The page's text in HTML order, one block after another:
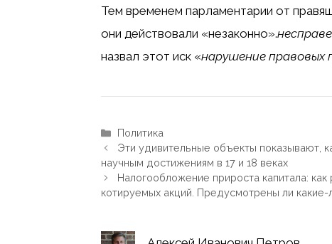
Тем временем парламентарии от
они действовали «незаконно».
назвал этот иск «нарушение правовых
Рубрики
Политика
Эти удивительные объекты показывают,
научным достижениям в 17 и 18 веках
Налогообложение прироста капитала: как
котируемых акций. Предусмотрены ли